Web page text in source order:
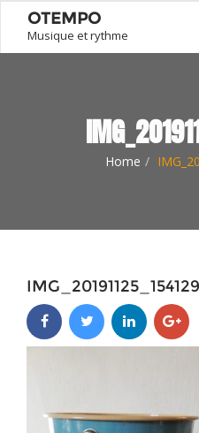
OTEMPO
Musique et rythme
Home
IMG_20191125_154129